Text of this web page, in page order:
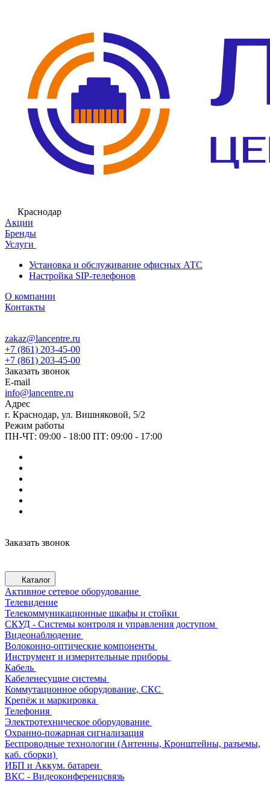
Краснодар
Акции
Бренды
Услуги
Установка и обслуживание офисных АТС
Настройка SIP-телефонов
О компании
Контакты
zakaz@lancentre.ru
+7 (861) 203-45-00
+7 (861) 203-45-00
Заказать звонок
E-mail
info@lancentre.ru
Адрес
г. Краснодар, ул. Вишняковой, 5/2
Режим работы
ПН-ЧТ: 09:00 - 18:00 ПТ: 09:00 - 17:00
Заказать звонок
Каталог
Активное сетевое оборудование
Телевидение
Телекоммуникационные шкафы и стойки
СКУД - Системы контроля и управления доступом
Видеонаблюдение
Волоконно-оптические компоненты
Инструмент и измерительные приборы
Кабель
Кабеленесущие системы
Коммутационное оборудование, СКС
Крепёж и маркировка
Телефония
Электротехническое оборудование
Охранно-пожарная сигнализация
Беспроводные технологии (Антенны, Кронштейны, разъемы,
каб. сборки)
ИБП и Аккум. батареи
ВКС - Видеоконференцсвязь